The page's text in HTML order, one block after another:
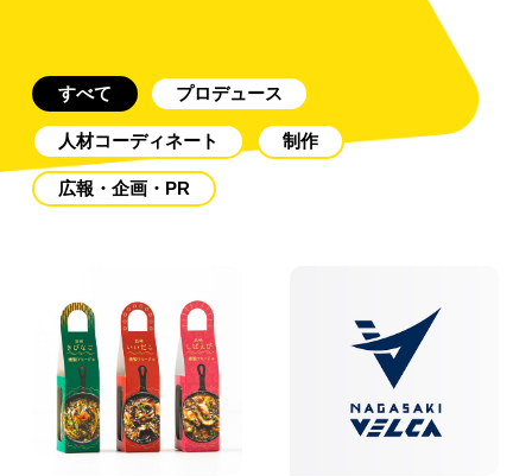
すべて プロデュース
人材コーディネート 制作
広報・企画・PR